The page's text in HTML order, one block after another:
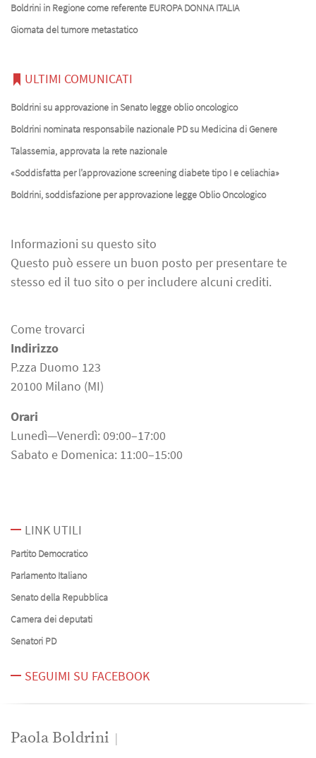
Boldrini in Regione come referente EUROPA DONNA ITALIA
Giornata del tumore metastatico
ULTIMI COMUNICATI
Boldrini su approvazione in Senato legge oblio oncologico
Boldrini nominata responsabile nazionale PD su Medicina di Genere
Talassemia, approvata la rete nazionale
«Soddisfatta per l’approvazione screening diabete tipo I e celiachia»
Boldrini, soddisfazione per approvazione legge Oblio Oncologico
Informazioni su questo sito
Questo può essere un buon posto per presentare te
stesso ed il tuo sito o per includere alcuni crediti.
Come trovarci
Indirizzo
P.zza Duomo 123
20100 Milano (MI)
Orari
Lunedì—Venerdì: 09:00–17:00
Sabato e Domenica: 11:00–15:00
LINK UTILI
Partito Democratico
Parlamento Italiano
Senato della Repubblica
Camera dei deputati
Senatori PD
SEGUIMI SU FACEBOOK
Paola Boldrini